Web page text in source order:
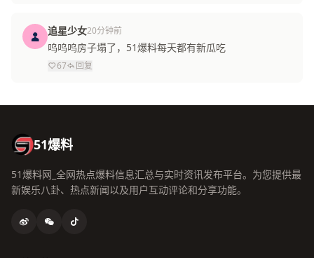
追星少女20分钟前
呜呜呜房子塌了，51爆料每天都有新瓜吃
67 回复
51爆料
51爆料网_全网热点爆料信息汇总与实时资讯发布平台。为您提供最
新娱乐八卦、热点新闻以及用户互动评论和分享功能。